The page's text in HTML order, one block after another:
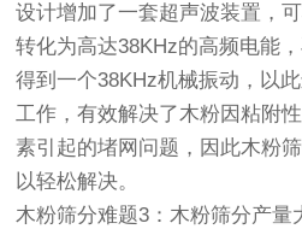
设计增加了一套超声波装置，
转化为高达38KHz的高频电能
得到一个38KHz机械振动，以
工作，有效解决了木粉因粘附
素引起的堵网问题，因此木粉
以轻松解决。
木粉筛分难题3：木粉筛分产量